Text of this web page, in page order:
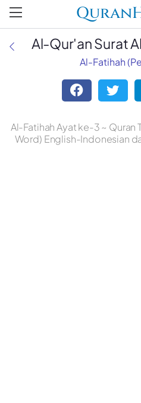
Al-Qur'an Surat
Al-Fatihah
Al-Fatihah Ayat ke-3 ~ Quran
Word) English-Indonesian